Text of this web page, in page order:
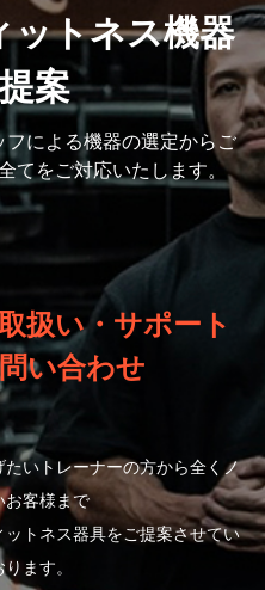
ットネス機器
案
による機器の選定からご
てをご対応いたします。
扱い・サポート
い合わせ
いトレーナーの方から全くノ
お客様まで
トネス器具をご提案させてい
ます。